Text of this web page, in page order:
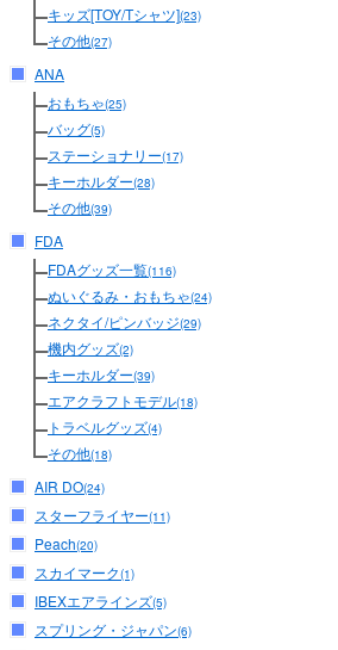
キッズ[TOY/Tシャツ](23)
その他(27)
ANA
おもちゃ(25)
バッグ(5)
ステーショナリー(17)
キーホルダー(28)
その他(39)
FDA
FDAグッズ一覧(116)
ぬいぐるみ・おもちゃ(24)
ネクタイ/ピンバッジ(29)
機内グッズ(2)
キーホルダー(39)
エアクラフトモデル(18)
トラベルグッズ(4)
その他(18)
AIR DO(24)
スターフライヤー(11)
Peach(20)
スカイマーク(1)
IBEXエアラインズ(5)
スプリング・ジャパン(6)